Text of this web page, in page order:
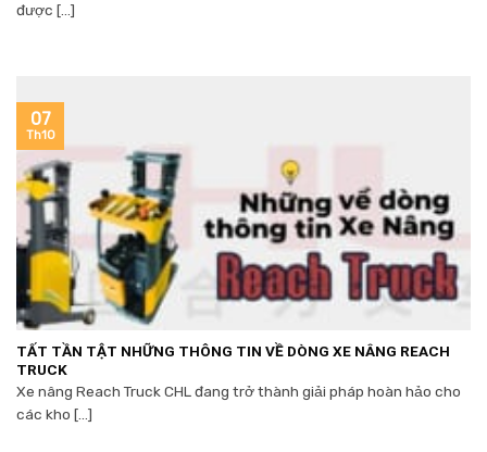
được [...]
TẤT TẦN TẬT NHỮNG THÔNG TIN VỀ DÒNG XE NÂNG REACH
TRUCK
Xe nâng Reach Truck CHL đang trở thành giải pháp hoàn hảo cho
các kho [...]
07
Th10